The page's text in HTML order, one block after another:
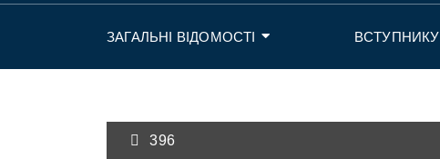
ЗАГАЛЬНІ ВІДОМОСТІ ВСТУПНИКУ
396